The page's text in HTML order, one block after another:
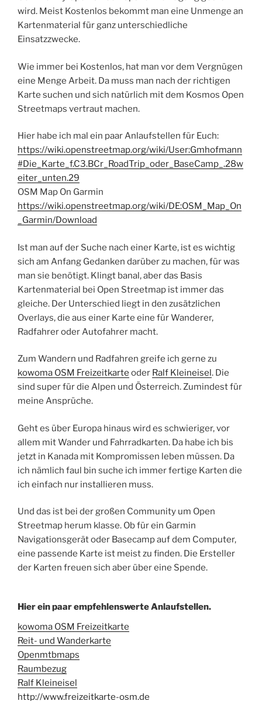
wird. Meist Kostenlos bekommt man eine Unmenge an
Kartenmaterial für ganz unterschiedliche
Einsatzzwecke.
Wie immer bei Kostenlos, hat man vor dem Vergnügen
eine Menge Arbeit. Da muss man nach der richtigen
Karte suchen und sich natürlich mit dem Kosmos Open
Streetmaps vertraut machen.
Hier habe ich mal ein paar Anlaufstellen für Euch:
https://wiki.openstreetmap.org/wiki/User:Gmhofmann
#Die_Karte_f.C3.BCr_RoadTrip_oder_BaseCamp_.28w
eiter_unten.29
OSM Map On Garmin
https://wiki.openstreetmap.org/wiki/DE:OSM_Map_On
_Garmin/Download
Ist man auf der Suche nach einer Karte, ist es wichtig
sich am Anfang Gedanken darüber zu machen, für was
man sie benötigt. Klingt banal, aber das Basis
Kartenmaterial bei Open Streetmap ist immer das
gleiche. Der Unterschied liegt in den zusätzlichen
Overlays, die aus einer Karte eine für Wanderer,
Radfahrer oder Autofahrer macht.
Zum Wandern und Radfahren greife ich gerne zu
kowoma OSM Freizeitkarte oder Ralf Kleineisel. Die
sind super für die Alpen und Österreich. Zumindest für
meine Ansprüche.
Geht es über Europa hinaus wird es schwieriger, vor
allem mit Wander und Fahrradkarten. Da habe ich bis
jetzt in Kanada mit Kompromissen leben müssen. Da
ich nämlich faul bin suche ich immer fertige Karten die
ich einfach nur installieren muss.
Und das ist bei der großen Community um Open
Streetmap herum klasse. Ob für ein Garmin
Navigationsgerät oder Basecamp auf dem Computer,
eine passende Karte ist meist zu finden. Die Ersteller
der Karten freuen sich aber über eine Spende.
Hier ein paar empfehlenswerte Anlaufstellen.
kowoma OSM Freizeitkarte
Reit- und Wanderkarte
Openmtbmaps
Raumbezug
Ralf Kleineisel
http://www.freizeitkarte-osm.de